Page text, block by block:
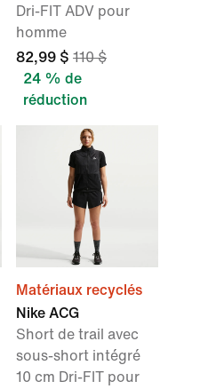
Dri-FIT ADV pour
homme
82,99 $ 110 $
24 % de
réduction
Matériaux recyclés
Nike ACG
Short de trail avec
sous-short intégré
10 cm Dri-FIT pour